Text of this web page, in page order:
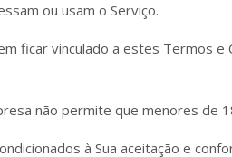
ou usam o Serviço.
ficar vinculado a estes Termos
não permite que menores de
à Sua aceitação e